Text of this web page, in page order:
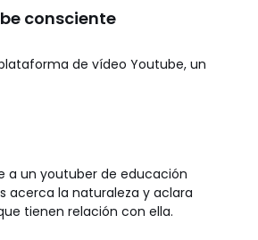
consciente
de vídeo Youtube, un
a un youtuber de educación
acerca la naturaleza y aclara
tienen relación con ella.